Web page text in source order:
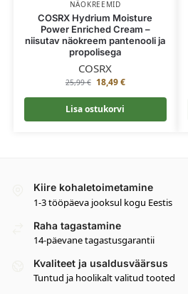
NÄOKREEMID
COSRX Hydrium Moisture
Power Enriched Cream –
niisutav näokreem pantenooli ja
propolisega
COSRX
25,99€ 18,49€
Lisa ostukorvi
Kiire kohaletoimetamine
1-3 tööpäeva jooksul kogu Eestis
Raha tagastamine
14-päevane tagastusgarantii
Kvaliteet ja usaldusväärsus
Tuntud ja hoolikalt valitud tooted